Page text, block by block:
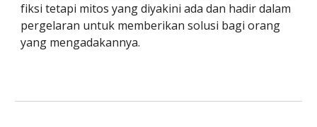
fiksi tetapi mitos yang diyakini ada dan hadir dalam
pergelaran untuk memberikan solusi bagi orang
yang mengadakannya.